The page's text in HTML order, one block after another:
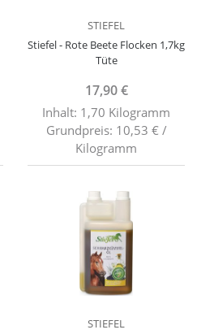
STIEFEL
Stiefel - Rote Beete Flocken 1,7kg
Tüte
17,90 €
Inhalt: 1,70 Kilogramm
Grundpreis: 10,53 € /
Kilogramm
STIEFEL